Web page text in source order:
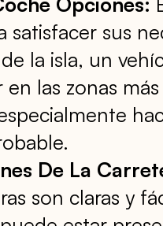
satisfacer sus
la isla, un
en las zonas
De La
son claras y